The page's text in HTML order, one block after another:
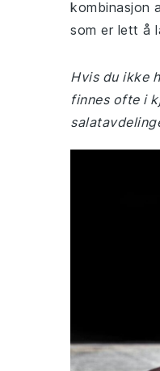
kombinasjon
som er lett å
Hvis du ikke
finnes ofte i